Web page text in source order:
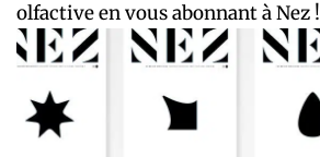
olfactive en vous abonnant à Nez !